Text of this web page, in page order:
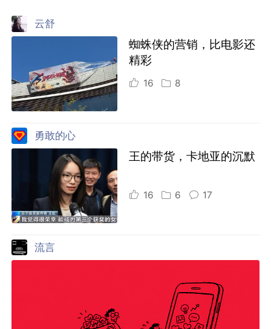
云舒
蜘蛛侠的营销，比电影还
精彩
16 8
勇敢的心
王的带货，卡地亚的沉默
16 6 17
流言